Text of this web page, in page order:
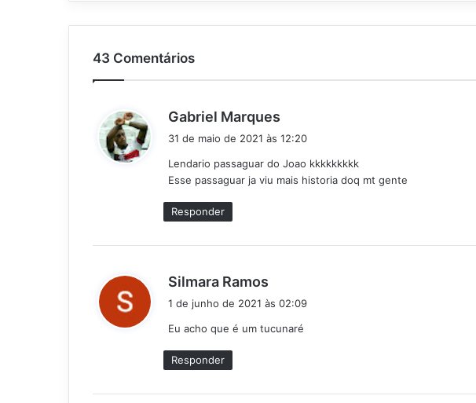
43 Comentários
Gabriel Marques
s
e
31 de maio de 2021 às 12:20
Lendario passaguar do Joao kkkkkkkkk
Esse passaguar ja viu mais historia doq mt gente
Responder
Silmara Ramos
s
1 de junho de 2021 às 02:09
Eu acho que é um tucunaré
Responder